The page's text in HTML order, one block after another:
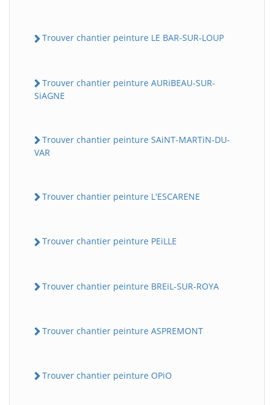
Trouver chantier peinture LE BAR-SUR-LOUP
Trouver chantier peinture AURiBEAU-SUR-
SiAGNE
Trouver chantier peinture SAiNT-MARTiN-DU-
VAR
Trouver chantier peinture L'ESCARENE
Trouver chantier peinture PEiLLE
Trouver chantier peinture BREiL-SUR-ROYA
Trouver chantier peinture ASPREMONT
Trouver chantier peinture OPiO